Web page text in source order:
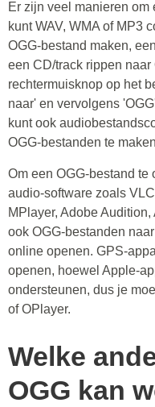
Er zijn veel manieren om
kunt WAV, WMA of MP3
OGG-bestand maken,
een CD/track rippen
rechtermuisknop op het
naar' en vervolgens
kunt ook
OGG-bestanden te
Om een OGG-bestand
audio-software zoals
MPlayer, Adobe
ook OGG-bestanden
online openen. GPS-
openen, hoewel Apple-
ondersteunen, dus je
of OPlayer.
Welke
OGG kan